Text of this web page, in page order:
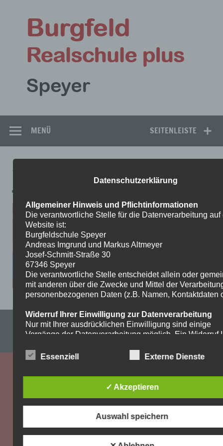
springen
SEITENLEISTE
MENÜ
2
Impressum & Datenschutzerklärung
Datenschutzerklärung
Allgemeiner Hinweis und Pflichtinformationen
Die verantwortliche Stelle für die Datenverarbeitung auf
Website ist:
Burgfeldschule Speyer
Andreas Imgrund und Markus Altmeyer
Josef-Schmitt-Straße 30
67346 Speyer
Die verantwortliche Stelle entscheidet allein oder
mit anderen über die Zwecke und Mittel der
personenbezogenen Daten (z.B. Namen, Kontaktdaten
Widerruf Ihrer Einwilligung zur Datenverarbeitung
Nur mit Ihrer ausdrücklichen Einwilligung sind einige
Vorgänge der Datenverarbeitung möglich. Ein Widerruf
Widerruf genügt eine formlose Mitteilung per E-Mail. Die
Recht auf Beschwerde bei der zuständigen
Aufsichtsbehörde
Als Betroffener steht Ihnen im Falle eines
der zuständigen Aufsichtsbehörde zu. Zuständige
Aufsichtsbehörde bezüglich datenschutzrechtlicher
Essenziell Externe Dienste
✓ Akzeptieren
Auswahl speichern